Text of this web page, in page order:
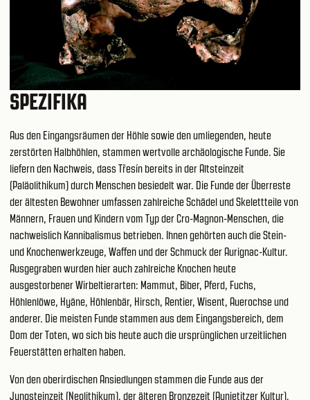
SPEZIFIKA
Aus den Eingangsräumen der Höhle sowie den umliegenden, heute
zerstörten Halbhöhlen, stammen wertvolle archäologische Funde. Sie
liefern den Nachweis, dass Třesín bereits in der Altsteinzeit
(Paläolithikum) durch Menschen besiedelt war. Die Funde der Überreste
der ältesten Bewohner umfassen zahlreiche Schädel und Skelettteile von
Männern, Frauen und Kindern vom Typ der Cro-Magnon-Menschen, die
nachweislich Kannibalismus betrieben. Ihnen gehörten auch die Stein-
und Knochenwerkzeuge, Waffen und der Schmuck der Aurignac-Kultur.
Ausgegraben wurden hier auch zahlreiche Knochen heute
ausgestorbener Wirbeltierarten: Mammut, Biber, Pferd, Fuchs,
Höhlenlöwe, Hyäne, Höhlenbär, Hirsch, Rentier, Wisent, Auerochse und
anderer. Die meisten Funde stammen aus dem Eingangsbereich, dem
Dom der Toten, wo sich bis heute auch die ursprünglichen urzeitlichen
Feuerstätten erhalten haben.
Von den oberirdischen Ansiedlungen stammen die Funde aus der
Jungsteinzeit (Neolithikum), der älteren Bronzezeit (Aunjetitzer Kultur),